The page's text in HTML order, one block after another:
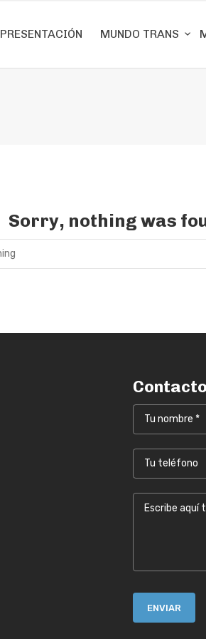
PRESENTACIÓN MUNDO TRANS
Sorry, nothing was
Contacto